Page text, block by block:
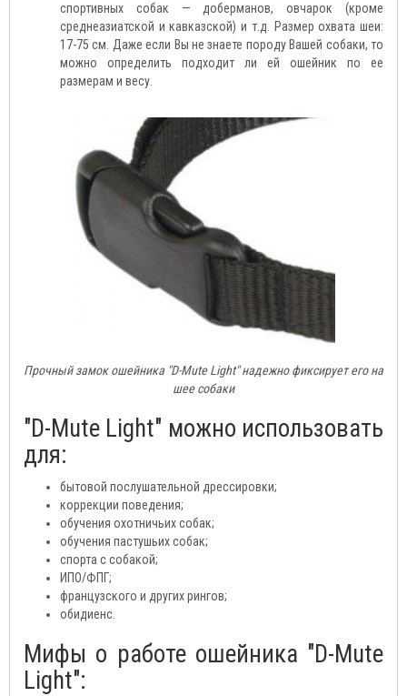
спортивных собак — доберманов, овчарок (кроме
среднеазиатской и кавказской) и т.д. Размер охвата шеи:
17-75 см. Даже если Вы не знаете породу Вашей собаки, то
можно определить подходит ли ей ошейник по ее
размерам и весу.
Прочный замок ошейника "D-Mute Light" надежно фиксирует его на
шее собаки
"D-Mute Light" можно использовать
для:
бытовой послушательной дрессировки;
коррекции поведения;
обучения охотничьих собак;
обучения пастушьих собак;
спорта с собакой;
ИПО/ФПГ;
французского и других рингов;
обидиенс.
Мифы о работе ошейника "D-Mute
Light":